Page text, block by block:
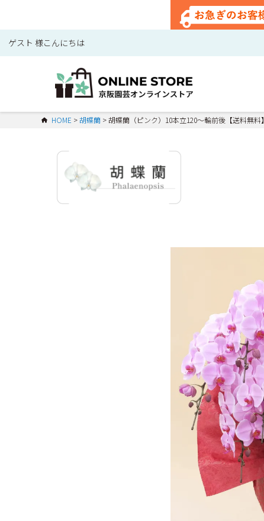
ゲスト 様こんにちは
HOME 胡蝶蘭 胡蝶蘭（ピンク）10本立120～輪前後【送料無料】